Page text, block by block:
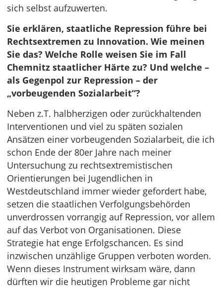
sich selbst aufzuwerten.
Sie erklären, staatliche Repression führe bei
Rechtsextremen zu Innovation. Wie meinen
Sie das? Welche Rolle weisen Sie im Fall
Chemnitz staatlicher Härte zu? Und welche –
als Gegenpol zur Repression – der
„vorbeugenden Sozialarbeit“?
Neben z.T. halbherzigen oder zurückhaltenden
Interventionen und viel zu späten sozialen
Ansätzen einer vorbeugenden Sozialarbeit, die ich
schon Ende der 80er Jahre nach meiner
Untersuchung zu rechtsextremistischen
Orientierungen bei Jugendlichen in
Westdeutschland immer wieder gefordert habe,
setzen die staatlichen Verfolgungsbehörden
unverdrossen vorrangig auf Repression, vor allem
auf das Verbot von Organisationen. Diese
Strategie hat enge Erfolgschancen. Es sind
inzwischen unzählige Gruppen verboten worden.
Wenn dieses Instrument wirksam wäre, dann
dürften wir die heutigen Probleme gar nicht